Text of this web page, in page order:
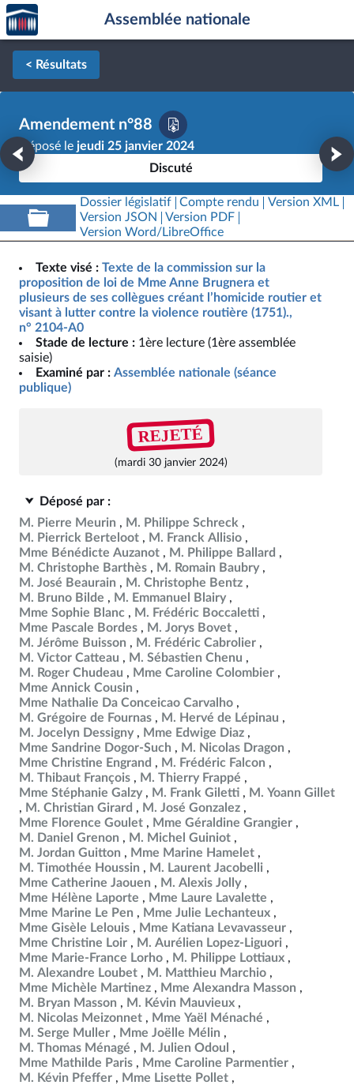
Aller au contenu
Aller en bas de la page
Accèder
à la
page
d'accueil
Assemblée nationale
< Résultats
Amendement n°88
Déposé le jeudi 25 janvier 2024
Discuté
Dossier législatif Compte rendu
Version XML
Version JSON
Version PDF
Version Word/LibreOffice
Texte visé : Texte de la commission sur la
proposition de loi de Mme Anne Brugnera et
plusieurs de ses collègues créant l’homicide routier et
visant à lutter contre la violence routière (1751).,
n° 2104-A0
Stade de lecture : 1ère lecture (1ère assemblée
saisie)
Examiné par : Assemblée nationale (séance
publique)
REJETÉ
(mardi 30 janvier 2024)
Déposé par :
M. Pierre Meurin
M. Philippe Schreck
M. Pierrick Berteloot
M. Franck Allisio
Mme Bénédicte Auzanot
M. Philippe Ballard
M. Christophe Barthès
M. Romain Baubry
M. José Beaurain
M. Christophe Bentz
M. Bruno Bilde
M. Emmanuel Blairy
Mme Sophie Blanc
M. Frédéric Boccaletti
Mme Pascale Bordes
M. Jorys Bovet
M. Jérôme Buisson
M. Frédéric Cabrolier
M. Victor Catteau
M. Sébastien Chenu
M. Roger Chudeau
Mme Caroline Colombier
Mme Annick Cousin
Mme Nathalie Da Conceicao Carvalho
M. Grégoire de Fournas
M. Hervé de Lépinau
M. Jocelyn Dessigny
Mme Edwige Diaz
Mme Sandrine Dogor-Such
M. Nicolas Dragon
Mme Christine Engrand
M. Frédéric Falcon
M. Thibaut François
M. Thierry Frappé
Mme Stéphanie Galzy
M. Frank Giletti
M. Yoann Gillet
M. Christian Girard
M. José Gonzalez
Mme Florence Goulet
Mme Géraldine Grangier
M. Daniel Grenon
M. Michel Guiniot
M. Jordan Guitton
Mme Marine Hamelet
M. Timothée Houssin
M. Laurent Jacobelli
Mme Catherine Jaouen
M. Alexis Jolly
Mme Hélène Laporte
Mme Laure Lavalette
Mme Marine Le Pen
Mme Julie Lechanteux
Mme Gisèle Lelouis
Mme Katiana Levavasseur
Mme Christine Loir
M. Aurélien Lopez-Liguori
Mme Marie-France Lorho
M. Philippe Lottiaux
M. Alexandre Loubet
M. Matthieu Marchio
Mme Michèle Martinez
Mme Alexandra Masson
M. Bryan Masson
M. Kévin Mauvieux
M. Nicolas Meizonnet
Mme Yaël Ménaché
M. Serge Muller
Mme Joëlle Mélin
M. Thomas Ménagé
M. Julien Odoul
Mme Mathilde Paris
Mme Caroline Parmentier
M. Kévin Pfeffer
Mme Lisette Pollet